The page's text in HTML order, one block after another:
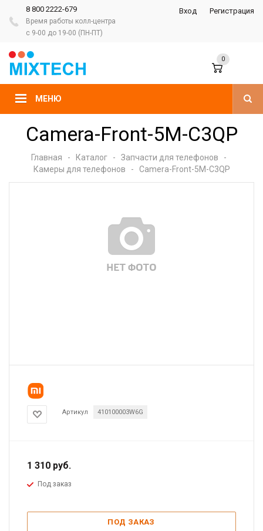
8 800 2222-679
Время работы колл-центра
с 9-00 до 19-00 (ПН-ПТ)
Вход Регистрация
МЕНЮ
0
Camera-Front-5M-C3QP
Главная - Каталог - Запчасти для телефонов
-
Камеры для телефонов
- Camera-Front-5M-C3QP
Артикул 410100003W6G
1 310 руб.
Под заказ
ПОД ЗАКАЗ